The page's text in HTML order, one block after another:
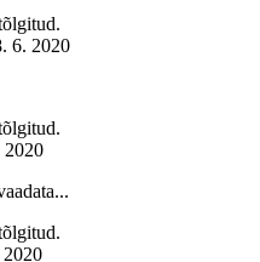
6. 2020
2020
2020